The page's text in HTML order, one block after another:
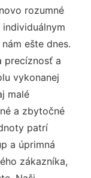
rozumné
ešte dnes.
precíznosť a
vykonanej
malé
a zbytočné
patrí
a úprimná
zákazníka,